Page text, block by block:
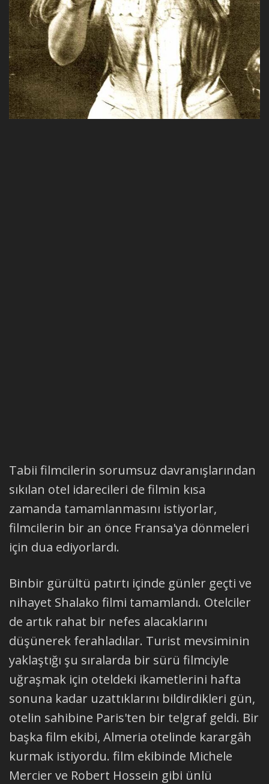
Tabii filmcilerin sorumsuz davranışlarından
sıkılan otel idarecileri de filmin kısa
zamanda tamamlanmasını istiyorlar,
filmcilerin bir an önce Fransa'ya dönmeleri
için dua ediyorlardı.
Binbir gürültü patırtı içinde günler geçti ve
nihayet Shalako filmi tamamlandı. Otelciler
de artık rahat bir nefes alacaklarını
düşünerek ferahladılar. Turist mevsiminin
yaklaştığı şu sıralarda bir sürü filmciyle
uğraşmak için oteldeki ikametlerini hafta
sonuna kadar uzattıklarını bildirdikleri gün,
otelin sahibine Paris'ten bir telgraf geldi. Bir
başka film ekibi, Almeria otelinde karargâh
kurmak istiyordu. film ekibinde Michele
Mercier ve Robert Hossein gibi ünlü